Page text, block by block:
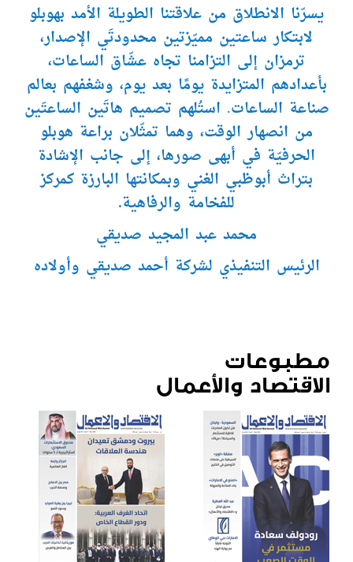
يسرّنا الانطلاق من علاقتنا الطويلة الأمد بهوبلو
لابتكار ساعتين مميّزتين محدودتَي الإصدار،
ترمزان إلى التزامنا تجاه عشّاق الساعات،
بأعدادهم المتزايدة يومًا بعد يوم، وشغفهم بعالم
صناعة الساعات. استُلهم تصميم هاتَين الساعتَين
من انصهار الوقت، وهما تمثّلان براعة هوبلو
الحرفيّة في أبهى صورها، إلى جانب الإشادة
بتراث أبوظبي الغني وبمكانتها البارزة كمركز
للفخامة والرفاهية.
محمد عبد المجيد صديقي
الرئيس التنفيذي لشركة أحمد صديقي وأولاده
مطبوعات
الاقتصاد والأعمال